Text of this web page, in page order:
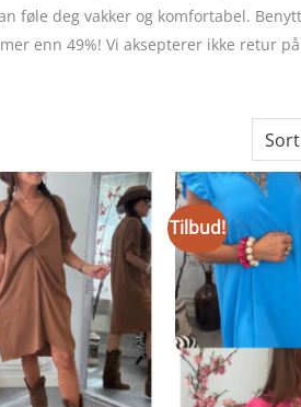
føle deg vakker og komfortabel.
enn 49%! Vi aksepterer ikke retur
Tilbud!